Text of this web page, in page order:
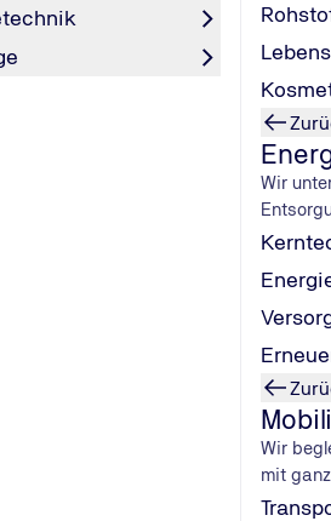
Wir
Wir
mit
von möglichen Ereignissen,